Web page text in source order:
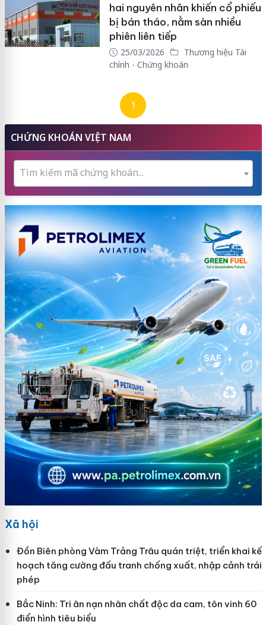
hai nguyên nhân khiến cổ phiếu
bị bán tháo, nằm sàn nhiều
phiên liên tiếp
25/03/2026
Thương hiệu Tài
chính - Chứng khoán
1
CHỨNG KHOÁN VIỆT NAM
Tìm kiếm mã chứng khoán...
Xã hội
Đồn Biên phòng Vàm Trảng Trâu quán triệt, triển khai kế
hoạch tăng cường đấu tranh chống xuất, nhập cảnh trái
phép
Bắc Ninh: Tri ân nạn nhân chất độc da cam, tôn vinh 60
điển hình tiêu biểu